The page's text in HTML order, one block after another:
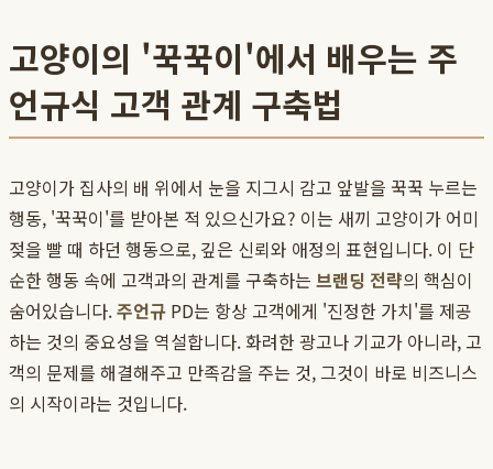
고양이의 '꾹꾹이'에서 배우는 주
언규식 고객 관계 구축법
고양이가 집사의 배 위에서 눈을 지그시 감고 앞발을 꾹꾹 누르는
행동, '꾹꾹이'를 받아본 적 있으신가요? 이는 새끼 고양이가 어미
젖을 빨 때 하던 행동으로, 깊은 신뢰와 애정의 표현입니다. 이 단
순한 행동 속에 고객과의 관계를 구축하는 브랜딩 전략의 핵심이
숨어있습니다.주언규 PD는 항상 고객에게 '진정한 가치'를 제공
하는 것의 중요성을 역설합니다. 화려한 광고나 기교가 아니라, 고
객의 문제를 해결해주고 만족감을 주는 것, 그것이 바로 비즈니스
의 시작이라는 것입니다.